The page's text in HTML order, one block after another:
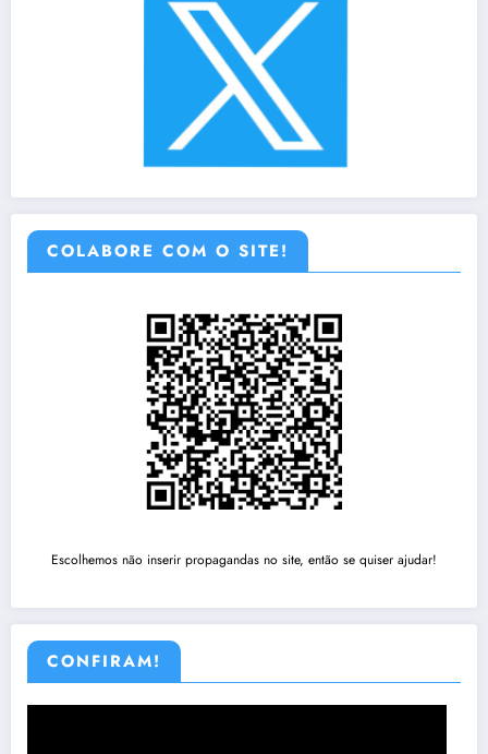
COLABORE COM O SITE!
Escolhemos não inserir propagandas no site, então se quiser ajudar!
CONFIRAM!